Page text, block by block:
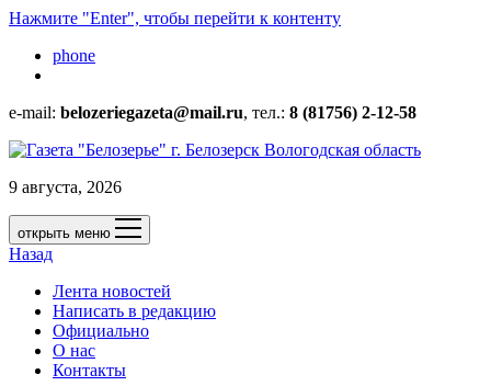
Нажмите "Enter", чтобы перейти к контенту
phone
e-mail: belozeriegazeta@mail.ru, тел.: 8 (81756) 2-12-58
9 августа, 2026
открыть меню
Назад
Лента новостей
Написать в редакцию
Официально
О нас
Контакты